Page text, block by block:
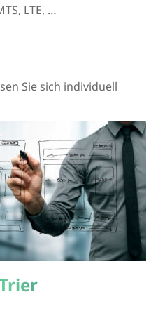
LTE, …
Sie sich individuell